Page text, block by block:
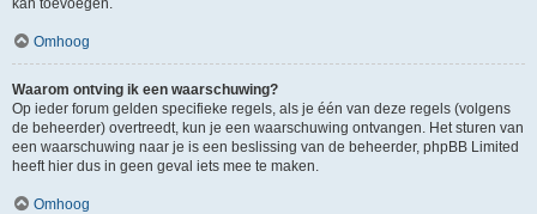
kan toevoegen.
Omhoog
Waarom ontving ik een waarschuwing?
Op ieder forum gelden specifieke regels, als je één van deze regels (volgens
de beheerder) overtreedt, kun je een waarschuwing ontvangen. Het sturen van
een waarschuwing naar je is een beslissing van de beheerder, phpBB Limited
heeft hier dus in geen geval iets mee te maken.
Omhoog